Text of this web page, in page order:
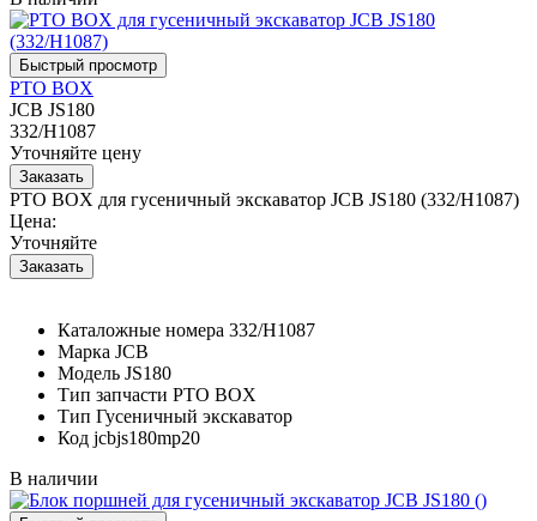
PTO BOX
JCB JS180
332/H1087
Уточняйте цену
PTO BOX для гусеничный экскаватор JCB JS180 (332/H1087)
Цена:
Уточняйте
Каталожные номера 332/H1087
Марка JCB
Модель JS180
Тип запчасти PTO BOX
Тип Гусеничный экскаватор
Код jcbjs180mp20
В наличии